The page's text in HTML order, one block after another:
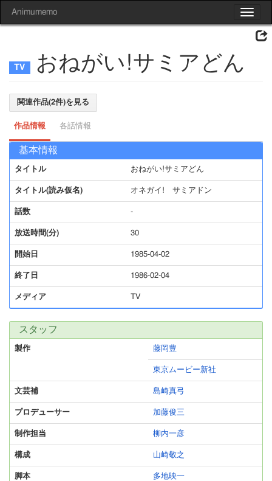
Toggle
Animumemo
おねがい!サミアどん
関連作品(2件)を見る
作品情報 各話情報
基本情報
タイトル おねがい!サミアどん
タイトル(読み仮名) オネガイ! サミアドン
話数 -
放送時間(分) 30
開始日 1985-04-02
終了日 1986-02-04
メディア TV
スタッフ
製作 藤岡豊
東京ムービー新社
文芸補 島崎真弓
プロデューサー 加藤俊三
制作担当 柳内一彦
構成 山崎敬之
脚本 多地映一